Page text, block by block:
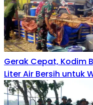
Gerak Cepat, Kodim
Liter Air Bersih untuk